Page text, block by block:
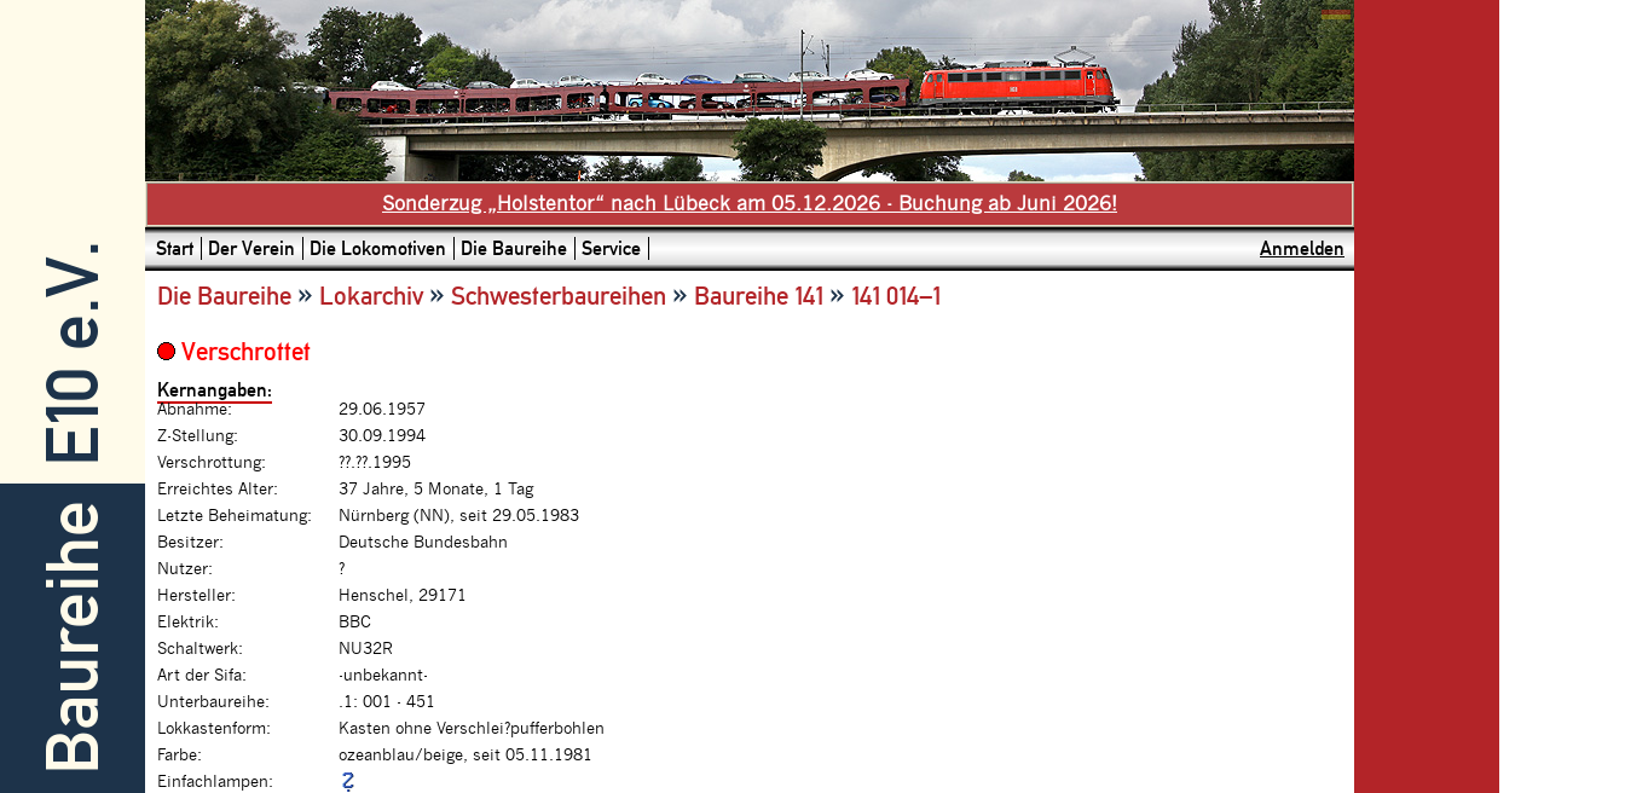
E10 e.V.
Baureihe
Sonderzug „Holstentor“ nach Lübeck am 05.12.2026 - Buchung ab Juni 2026!
Start Der Verein Die Lokomotiven Die Baureihe Service Anmelden
Die Baureihe » Lokarchiv» Schwesterbaureihen » Baureihe 141 » 141 014–1
Verschrottet
Kernangaben:
Abnahme:
29.06.1957
Z-Stellung:
30.09.1994
Verschrottung:
??.??.1995
Erreichtes Alter:
37 Jahre, 5 Monate, 1 Tag
Letzte Beheimatung:
Nürnberg (NN), seit 29.05.1983
Besitzer:
Deutsche Bundesbahn
Nutzer:
?
Hersteller:
Henschel, 29171
Elektrik:
BBC
Schaltwerk:
NU32R
Art der Sifa:
-unbekannt-
Unterbaureihe:
.1: 001 - 451
Lokkastenform:
Kasten ohne Verschlei?pufferbohlen
Farbe:
ozeanblau/beige, seit 05.11.1981
Einfachlampen: